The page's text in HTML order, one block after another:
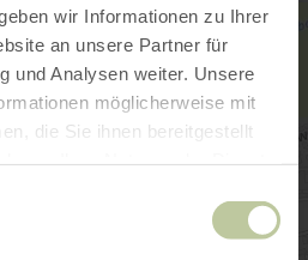
wir Informationen zu Ihrer
an unsere Partner für
und Analysen weiter. Unsere
möglicherweise mit
die Sie ihnen bereitgestellt